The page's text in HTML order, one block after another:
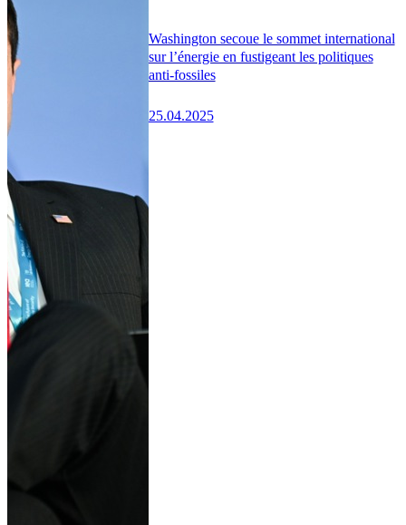
Washington secoue le sommet international
sur l’énergie en fustigeant les politiques
anti-fossiles
25.04.2025